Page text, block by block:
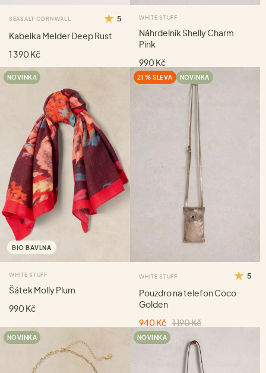
SEASALT CORNWALL 5
Kabelka Melder Deep Rust
1 390 Kč
WHITE STUFF
Náhrdelník Shelly Charm
Pink
990 Kč
NOVINKA
BIO BAVLNA
WHITE STUFF
Šátek Molly Plum
990 Kč
21 % SLEVA NOVINKA
WHITE STUFF 5
Pouzdro na telefon Coco
Golden
940 Kč 1 190 Kč
NOVINKA NOVINKA